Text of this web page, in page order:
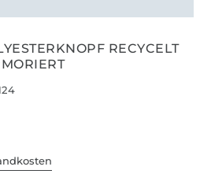
RECYCELT